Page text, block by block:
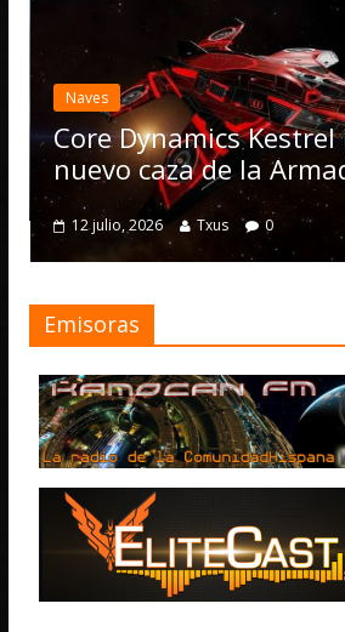
Naves
Core Dynamics Kestrel
nuevo caza de la
12 julio, 2026 Txus 0
Emisoras